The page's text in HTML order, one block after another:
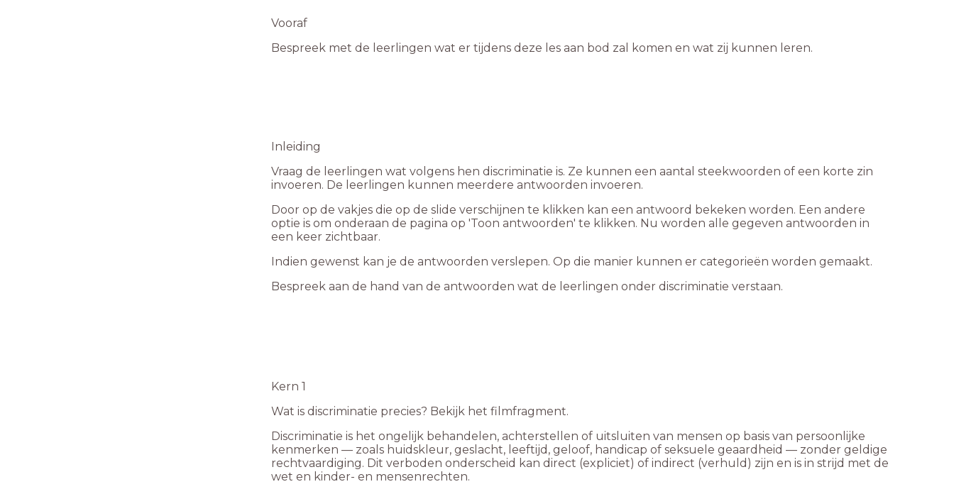
Vooraf
Bespreek met de leerlingen wat er tijdens deze les aan bod zal komen en wat zij kunnen leren.
Inleiding
Vraag de leerlingen wat volgens hen discriminatie is. Ze kunnen een aantal steekwoorden of een korte zin
invoeren. De leerlingen kunnen meerdere antwoorden invoeren.
Door op de vakjes die op de slide verschijnen te klikken kan een antwoord bekeken worden. Een andere
optie is om onderaan de pagina op 'Toon antwoorden' te klikken. Nu worden alle gegeven antwoorden in
een keer zichtbaar.
Indien gewenst kan je de antwoorden verslepen. Op die manier kunnen er categorieën worden gemaakt.
Bespreek aan de hand van de antwoorden wat de leerlingen onder discriminatie verstaan.
Kern 1
Wat is discriminatie precies? Bekijk het filmfragment.
Discriminatie is het ongelijk behandelen, achterstellen of uitsluiten van mensen op basis van persoonlijke
kenmerken — zoals huidskleur, geslacht, leeftijd, geloof, handicap of seksuele geaardheid — zonder geldige
rechtvaardiging. Dit verboden onderscheid kan direct (expliciet) of indirect (verhuld) zijn en is in strijd met de
wet en kinder- en mensenrechten.